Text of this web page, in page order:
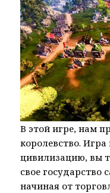
В этой игре, нам
королевство.
цивилизацию, вы
свое
начиная от